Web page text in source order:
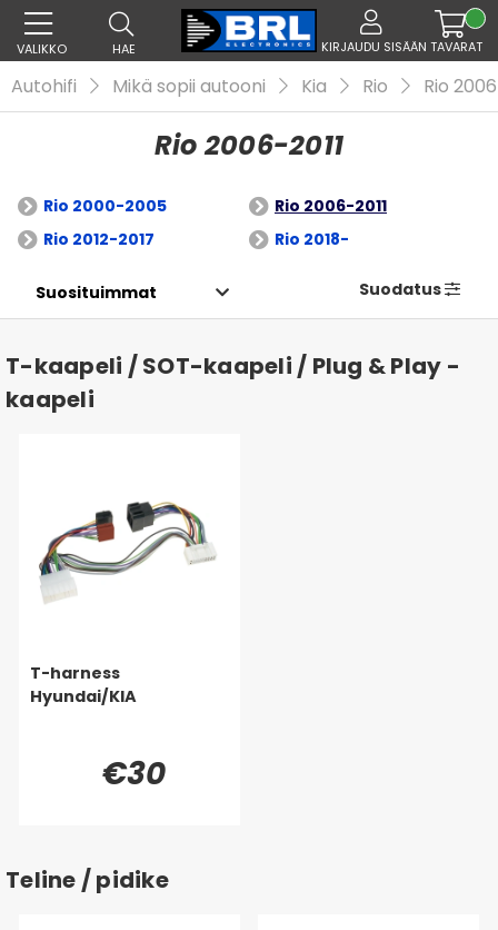
VALIKKO HAE KIRJAUDU SISÄÄN TAVARAT
Autohifi Mikä sopii autooni Kia Rio Rio
Rio 2006-2011
Rio 2000-2005
Rio 2006-2011
Rio 2012-2017
Rio 2018-
Suodatus
T-kaapeli / SOT-kaapeli / Plug & Play -
kaapeli
T-harness
Hyundai/KIA
€30
Teline / pidike